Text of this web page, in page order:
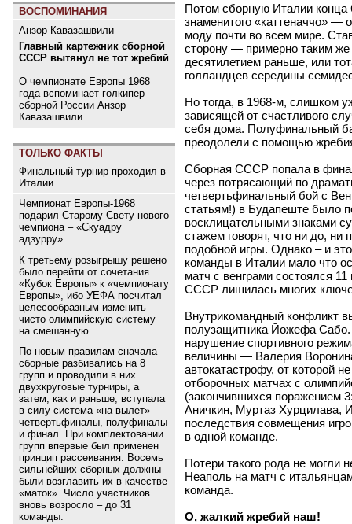
ВОСПОМИНАНИЯ
Анзор Кавазашвили
Главный картежник сборной
СССР вытянул не тот жребий
О чемпионате Европы 1968
года вспоминает голкипер
сборной России Анзор
Кавазашвили.
ТОЛЬКО ФАКТЫ
Финальный турнир проходил в
Италии
Чемпионат Европы-1968
подарил Старому Свету нового
чемпиона – «Скуадру
адзурру».
К третьему розыгрышу решено
было перейти от сочетания
«Кубок Европы» к «чемпионату
Европы», ибо УЕФА посчитал
целесообразным изменить
чисто олимпийскую систему
на смешанную.
По новым правилам сначала
сборные разбивались на 8
групп и проводили в них
двухкруговые турниры, а
затем, как и раньше, вступала
в силу система «на вылет» –
четвертьфиналы, полуфиналы
и финал. При комплектовании
групп впервые был применен
принцип рассеивания. Восемь
сильнейших сборных должны
были возглавить их в качестве
«маток». Число участников
вновь возросло – до 31
команды.
Потом сборную Италии конца
знаменитого «каттеначчо»
моду почти во всем мире.
сторону — примерно таким
десятилетием раньше, или
голландцев середины
Но тогда, в 1968-м, слишком
зависящей от счастливого
себя дома. Полуфинальный
преодолели с помощью
Сборная СССР попала в
через потрясающий по
четвертьфинальный бой с
статьям!) в Будапеште было
восклицательными знаками
стажем говорят, что ни до,
подобной игры. Однако – и
команды в Италии мало что
матч с венграми состоялся
СССР лишилась многих
Внутрикомандный конфликт
полузащитника Йожефа Сабо.
нарушение спортивного
величины — Валерия
автокатастрофу, от которой
отборочных матчах с
(закончившихся поражением
Аничкин, Муртаз Хурцилава,
последствия совмещения
в одной команде.
Потери такого рода не
Неаполь на матч с
команда.
О, жалкий жребий наш!